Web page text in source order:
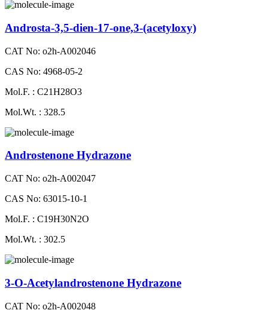
Androsta-3,5-dien-17-one,3-(acetyloxy)
CAT No: o2h-A002046
CAS No: 4968-05-2
Mol.F. : C21H28O3
Mol.Wt. : 328.5
Androstenone Hydrazone
CAT No: o2h-A002047
CAS No: 63015-10-1
Mol.F. : C19H30N2O
Mol.Wt. : 302.5
3-O-Acetylandrostenone Hydrazone
CAT No: o2h-A002048